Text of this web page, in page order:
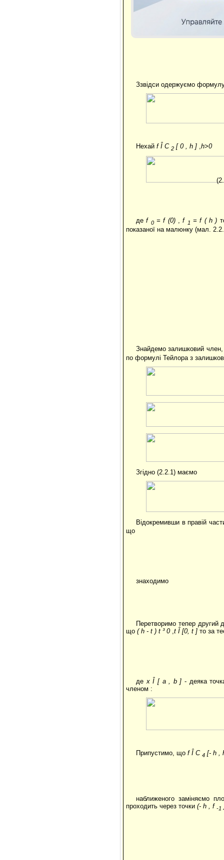
Ззвідси одержуємо
Нехай f Î C 2 [ 0 h ] h>0
деf 0 = f (0),f 1 = f ( h )
показаної на малюнку (мал.
Знайдемо залишковий
по формулі Тейлора з
Згідно (2.2.1) маємо
Відокремивши в правій
що
знаходимо
Перетворимо тепер другий
що ( h - t ) t ³ 0,t Î [0, t ] то за
деx Î [ a , b ] - деяка
членом :
Припустимо, що f Î C 4 [- h ,
наближеного заміняємо
проходить через точки (- h f -1